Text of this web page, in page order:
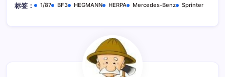
标签： 1/87 BF3 HEGMANN HERPA Mercedes-Benz Sprinter